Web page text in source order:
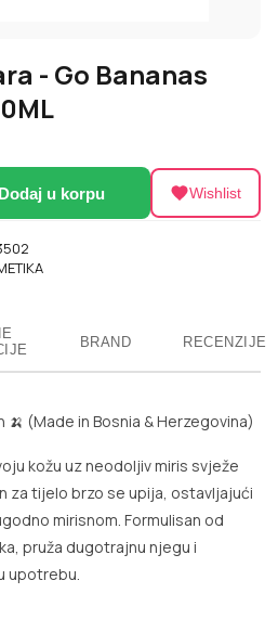
- Go Bananas
Dodaj u korpu Wishlist
BRAND RECENZIJE
🍌 (Made in Bosnia & Herzegovina)
kožu uz neodoljiv miris svježe
za tijelo brzo se upija, ostavljajući
mirisnom. Formulisan od
pruža dugotrajnu njegu i
upotrebu.